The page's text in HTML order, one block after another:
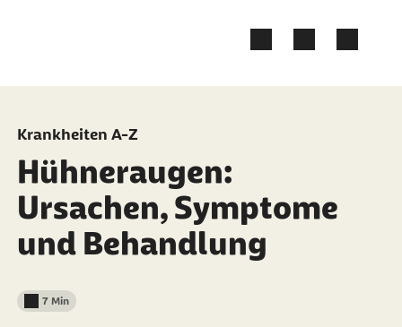
Krankheiten A-Z
Hühneraugen:
Ursachen, Symptome
und Behandlung
Lesedauer weniger als
7 Min